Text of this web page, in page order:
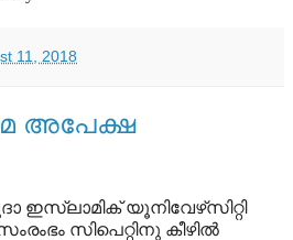
11, 2018
അപേക്ഷ
ഇസ്‌ലാമിക് യൂനിവേഴ്‌സിറ്റി
സിപെറ്റിനു കീഴില്‍